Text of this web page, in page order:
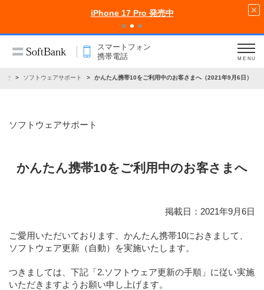
iPhone 17 Pro 発売中
スマートフォン
携帯電話
MENU
せ ソフトウェアサポート かんたん携帯10をご利用中のお客さまへ（2021年9月6日）
ソフトウェアサポート
かんたん携帯10をご利用中のお客さまへ
掲載日：2021年9月6日
ご愛用いただいております、かんたん携帯10におきまして、
ソフトウェア更新（自動）を実施いたします。
つきましては、下記 「2.ソフトウェア更新の手順」 に従い実施
いただきますようお願い申し上げます。